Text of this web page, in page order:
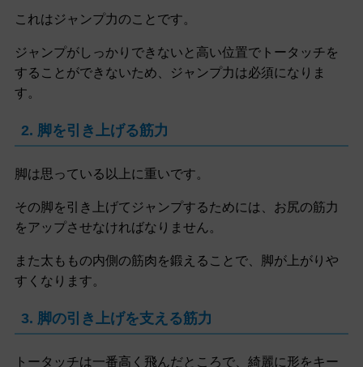
これはジャンプ力のことです。
ジャンプがしっかりできないと高い位置でトータッチを
することができないため、ジャンプ力は必須になりま
す。
2. 脚を引き上げる筋力
脚は思っている以上に重いです。
その脚を引き上げてジャンプするためには、お尻の筋力
をアップさせなければなりません。
また太ももの内側の筋肉を鍛えることで、脚が上がりや
すくなります。
3. 脚の引き上げを支える筋力
トータッチは一番高く飛んだところで、綺麗に形をキー